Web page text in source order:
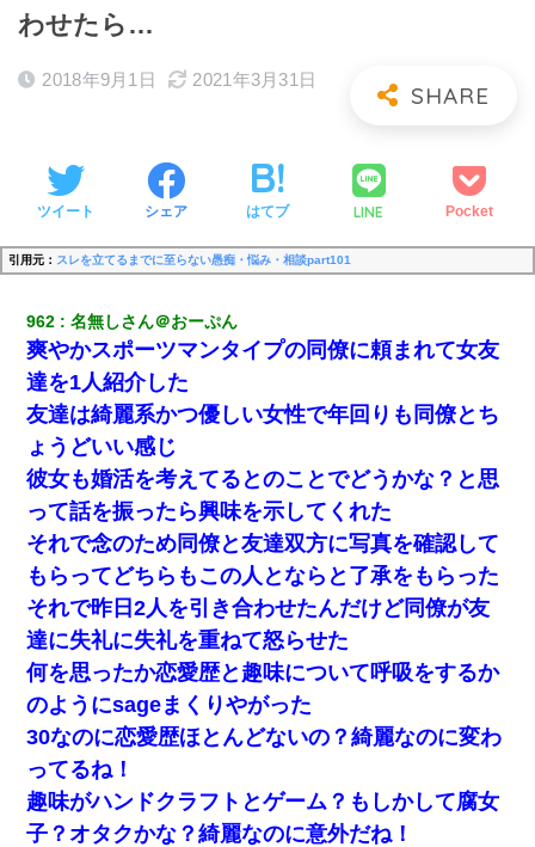
わせたら…
2018年9月1日 2021年3月31日
ツイート シェア はてブ LINE Pocket
引用元： スレを立てるまでに至らない愚痴・悩み・相談part101
962 名無しさん＠おーぷん
爽やかスポーツマンタイプの同僚に頼まれて女友
達を1人紹介した
友達は綺麗系かつ優しい女性で年回りも同僚とち
ょうどいい感じ
彼女も婚活を考えてるとのことでどうかな？と思
って話を振ったら興味を示してくれた
それで念のため同僚と友達双方に写真を確認して
もらってどちらもこの人とならと了承をもらった
それで昨日2人を引き合わせたんだけど同僚が友
達に失礼に失礼を重ねて怒らせた
何を思ったか恋愛歴と趣味について呼吸をするか
のようにsageまくりやがった
30なのに恋愛歴ほとんどないの？綺麗なのに変わ
ってるね！
趣味がハンドクラフトとゲーム？もしかして腐女
子？オタクかな？綺麗なのに意外だね！